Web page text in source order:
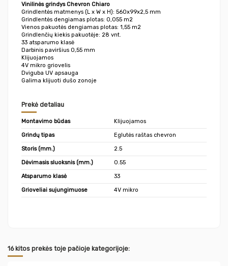
Vinilinės grindys Chevron Chiaro
Grindlentės matmenys (L x W x H): 560x99x2,5 mm
Grindlentės dengiamas plotas: 0,055 m2
Vienos pakuotės dengiamas plotas: 1,55 m2
Grindlenčių kiekis pakuotėje: 28 vnt.
33 atsparumo klasė
Darbinis paviršius 0,55 mm
Klijuojamos
4V mikro griovelis
Dviguba UV apsauga
Galima klijuoti dušo zonoje
Prekė detaliau
Montavimo būdas Klijuojamos
Grindų tipas Eglutės raštas chevron
Storis (mm.) 2.5
Dėvimasis sluoksnis (mm.) 0.55
Atsparumo klasė 33
Grioveliai sujungimuose 4V mikro
16 kitos prekės toje pačioje kategorijoje: